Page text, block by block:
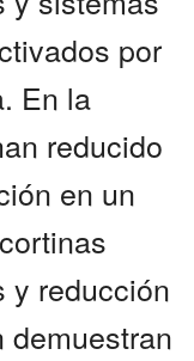
por
En la
reducido
en un
y reducción